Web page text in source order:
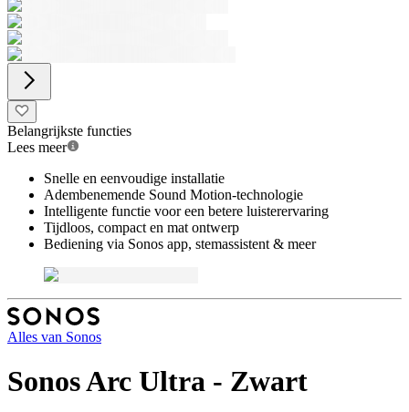
Belangrijkste functies
Lees meer
Snelle en eenvoudige installatie
Adembenemende Sound Motion-technologie
Intelligente functie voor een betere luisterervaring
Tijdloos, compact en mat ontwerp
Bediening via Sonos app, stemassistent & meer
Alles van Sonos
Sonos Arc Ultra - Zwart